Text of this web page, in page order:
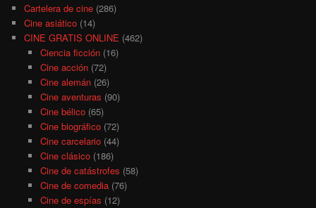
Cartelera de cine (286)
Cine asiático (14)
CINE GRATIS ONLINE (462)
Ciencia ficción(16)
Cine acción(72)
Cine alemán(26)
Cine aventuras (90)
Cine bélico(65)
Cine biográfico(72)
Cine carcelario(44)
Cine clásico(186)
Cine de catástrofes (58)
Cine de comedia(76)
Cine de espías (12)